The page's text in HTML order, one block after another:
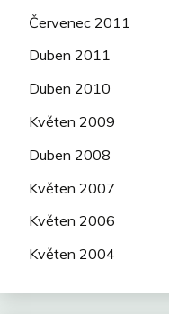
Červenec 2011
Duben 2011
Duben 2010
Květen 2009
Duben 2008
Květen 2007
Květen 2006
Květen 2004